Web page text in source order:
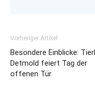
Vorheriger Artikel
Besondere Einblicke:
Detmold feiert Tag der
offenen Tür